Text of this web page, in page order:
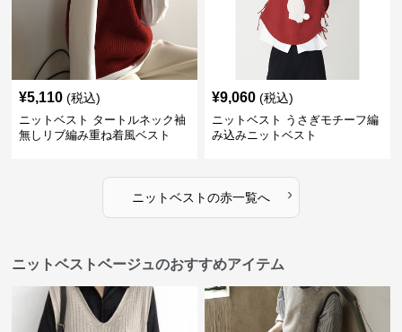
¥5,110 (税込)
ニットベスト タートルネック袖
無しリブ編み重ね着風ベスト
¥9,060 (税込)
ニットベスト うさぎモチーフ編
み込みニットベスト
ニットベストの赤一覧へ ›
ニットベストベージュのおすすめアイテム